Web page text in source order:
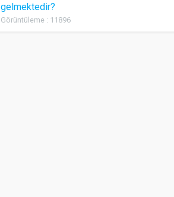
gelmektedir?
Görüntüleme : 11896